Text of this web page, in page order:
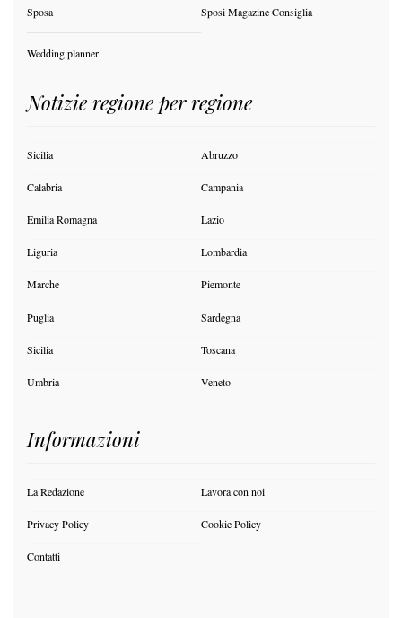
Sposa Sposi Magazine Consiglia
Wedding planner
Notizie regione per regione
Sicilia Abruzzo
Calabria Campania
Emilia Romagna Lazio
Liguria Lombardia
Marche Piemonte
Puglia Sardegna
Sicilia Toscana
Umbria Veneto
Informazioni
La Redazione Lavora con noi
Privacy Policy Cookie Policy
Contatti